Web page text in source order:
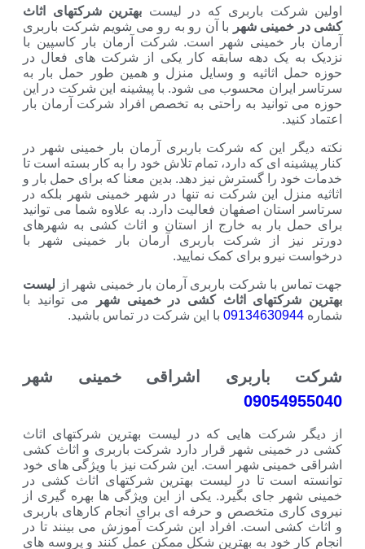
باربری که در لیست بهترین شرکتهای اثاث
شهر با آن رو به رو می شویم شرکت باربری
شهر است. شرکت آرمان بار کاسپین با
دهه سابقه کار یکی از شرکت های فعال در
و وسایل منزل و همین طور حمل بار به
محسوب می شود. با پیشینه این شرکت در این
به راحتی به تخصص افراد شرکت آرمان بار
که شرکت باربری آرمان بار خمینی شهر در
که دارد، تمام تلاش خود را به کار بسته است تا
گسترش نیز دهد. بدین معنا که برای حمل بار و
این شرکت نه تنها در شهر خمینی شهر بلکه در
اصفهان فعالیت دارد. به علاوه شما می توانید
به خارج از استان و اثاث کشی به شهرهای
شرکت باربری آرمان بار خمینی شهر با
برای کمک نمایید.
شرکت باربری آرمان بار خمینی شهر از لیست
اثاث کشی در خمینی شهرمی توانید با
با این شرکت در تماس باشید.
اشراقی خمینی شهر
هایی که در لیست بهترین شرکتهای اثاث
شهر قرار دارد شرکت باربری و اثاث کشی
شهر است. این شرکت نیز با ویژگی های خود
تا در لیست بهترین شرکتهای اثاث کشی در
بگیرد. یکی از این ویژگی ها بهره گیری از
متخصص و حرفه ای برای انجام کارهای باربری
است. افراد این شرکت آموزش می بینند تا در
به بهترین شکل ممکن عمل کنند و پروسه های